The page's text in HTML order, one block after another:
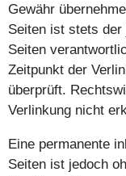
Gewähr
Seiten ist stets der
Seiten
Zeitpunkt der
überprüft.
Verlinkung nicht
Eine permanente
Seiten ist jedoch